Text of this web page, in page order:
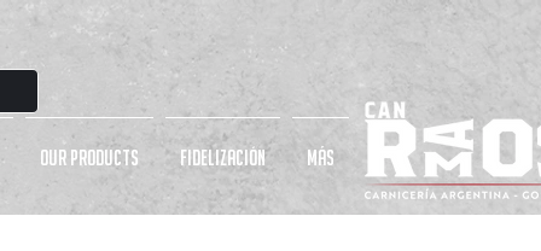
OUR PRODUCTS Fidelización más